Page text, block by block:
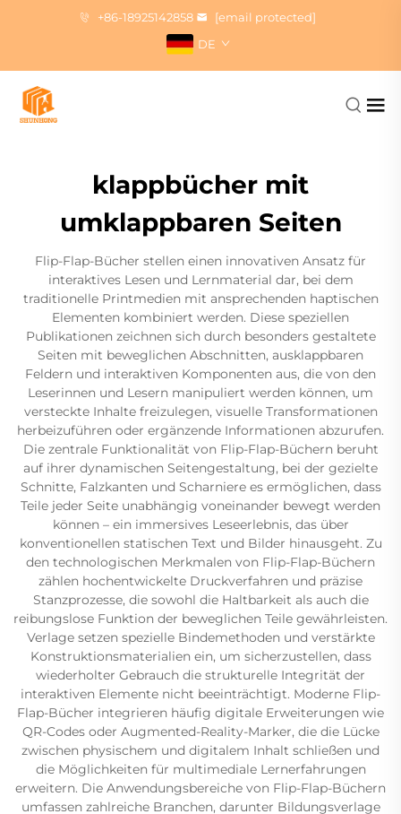
+86-18925142858
[email protected]
DE
klappbücher mit
umklappbaren Seiten
Flip-Flap-Bücher stellen einen innovativen Ansatz für
interaktives Lesen und Lernmaterial dar, bei dem
traditionelle Printmedien mit ansprechenden haptischen
Elementen kombiniert werden. Diese speziellen
Publikationen zeichnen sich durch besonders gestaltete
Seiten mit beweglichen Abschnitten, ausklappbaren
Feldern und interaktiven Komponenten aus, die von den
Leserinnen und Lesern manipuliert werden können, um
versteckte Inhalte freizulegen, visuelle Transformationen
herbeizuführen oder ergänzende Informationen abzurufen.
Die zentrale Funktionalität von Flip-Flap-Büchern beruht
auf ihrer dynamischen Seitengestaltung, bei der gezielte
Schnitte, Falzkanten und Scharniere es ermöglichen, dass
Teile jeder Seite unabhängig voneinander bewegt werden
können – ein immersives Leseerlebnis, das über
konventionellen statischen Text und Bilder hinausgeht. Zu
den technologischen Merkmalen von Flip-Flap-Büchern
zählen hochentwickelte Druckverfahren und präzise
Stanzprozesse, die sowohl die Haltbarkeit als auch die
reibungslose Funktion der beweglichen Teile gewährleisten.
Verlage setzen spezielle Bindemethoden und verstärkte
Konstruktionsmaterialien ein, um sicherzustellen, dass
wiederholter Gebrauch die strukturelle Integrität der
interaktiven Elemente nicht beeinträchtigt. Moderne Flip-
Flap-Bücher integrieren häufig digitale Erweiterungen wie
QR-Codes oder Augmented-Reality-Marker, die die Lücke
zwischen physischem und digitalem Inhalt schließen und
die Möglichkeiten für multimediale Lernerfahrungen
erweitern. Die Anwendungsbereiche von Flip-Flap-Büchern
umfassen zahlreiche Branchen, darunter Bildungsverlage